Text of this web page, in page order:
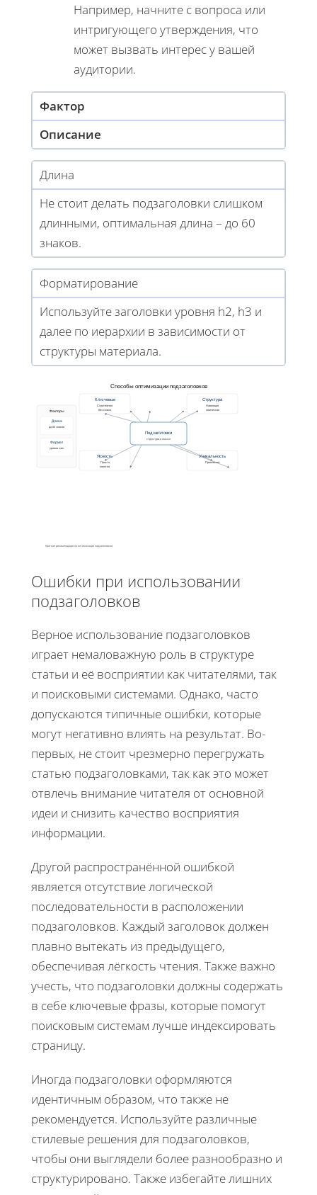
Например, начните с вопроса или
интригующего утверждения, что
может вызвать интерес у вашей
аудитории.
Фактор
Описание
Длина
Не стоит делать подзаголовки слишком
длинными, оптимальная длина – до 60
знаков.
Форматирование
Используйте заголовки уровня h2, h3 и
далее по иерархии в зависимости от
структуры материала.
Способы оптимизации подзаголовков
Факторы
Длина
до 60 знаков
Формат
уровни загл.
Подзаголовки
структура и смысл
Ключевые
Стратегично
без спама
Структура
Навигация
логическая
Ясность
Просто
понятно
Уникальность
Привлекает
Краткие рекомендации по оптимизации подзаголовков
Ошибки при использовании
подзаголовков
Верное использование подзаголовков
играет немаловажную роль в структуре
статьи и её восприятии как читателями, так
и поисковыми системами. Однако, часто
допускаются типичные ошибки, которые
могут негативно влиять на результат. Во-
первых, не стоит чрезмерно перегружать
статью подзаголовками, так как это может
отвлечь внимание читателя от основной
идеи и снизить качество восприятия
информации.
Другой распространённой ошибкой
является отсутствие логической
последовательности в расположении
подзаголовков. Каждый заголовок должен
плавно вытекать из предыдущего,
обеспечивая лёгкость чтения. Также важно
учесть, что подзаголовки должны содержать
в себе ключевые фразы, которые помогут
поисковым системам лучше индексировать
страницу.
Иногда подзаголовки оформляются
идентичным образом, что также не
рекомендуется. Используйте различные
стилевые решения для подзаголовков,
чтобы они выглядели более разнообразно и
структурировано. Также избегайте лишних